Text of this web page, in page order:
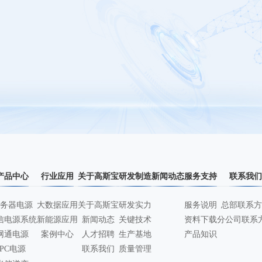
品中心
器电源
电源系统
通电源
电源
行业应用
大数据应用
新能源应用
案例中心
关于高斯宝
关于高斯宝
新闻动态
人才招聘
联系我们
研发制造
研发实力
关键技术
生产基地
质量管理
新闻动态服务支持
服务说明
资料下载
产品知识
联系我们
总部联系
分公司联系